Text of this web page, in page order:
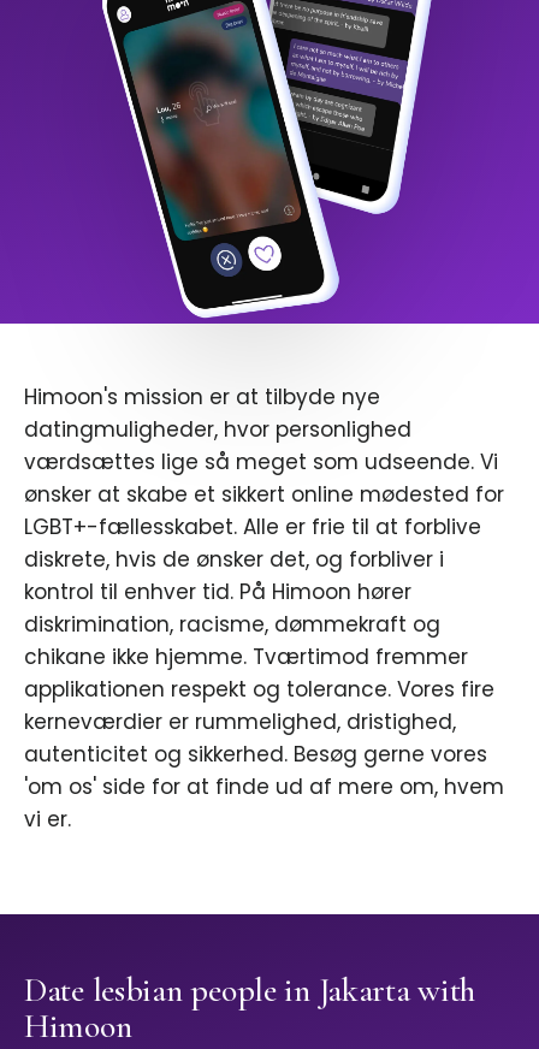
Himoon's mission er at tilbyde nye
datingmuligheder, hvor personlighed
værdsættes lige så meget som udseende. Vi
ønsker at skabe et sikkert online mødested for
LGBT+-fællesskabet. Alle er frie til at forblive
diskrete, hvis de ønsker det, og forbliver i
kontrol til enhver tid. På Himoon hører
diskrimination, racisme, dømmekraft og
chikane ikke hjemme. Tværtimod fremmer
applikationen respekt og tolerance. Vores fire
kerneværdier er rummelighed, dristighed,
autenticitet og sikkerhed. Besøg gerne vores
'om os' side for at finde ud af mere om, hvem
vi er.
Date lesbian people in Jakarta with
Himoon